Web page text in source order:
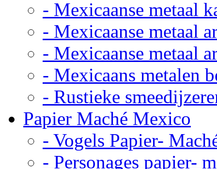
- Mexicaanse metaal
- Mexicaanse metaal
- Mexicaanse metaal
- Mexicaans metalen
- Rustieke
Papier Maché Mexico
- Vogels Papier-
- Personages papier-